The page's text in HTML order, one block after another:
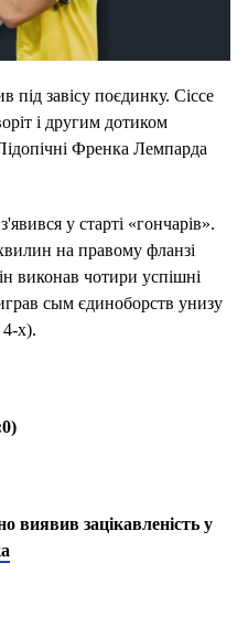
завісу поєдинку. Сіссе
і другим дотиком
Френка Лемпарда
у старті «гончарів».
на правому фланзі
виконав чотири успішні
сым єдиноборств унизу
4-х).
виявив зацікавленість у